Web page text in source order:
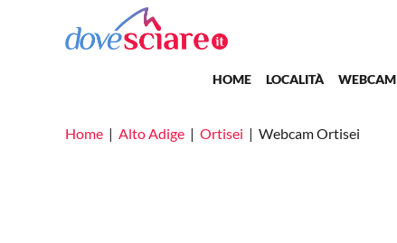
Salta al contenuto principale
Main navigation
HOME LOCALITÀ WEBCAM
Home Alto Adige Ortisei Webcam Ortisei